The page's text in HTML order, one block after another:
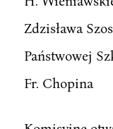
Zdzisława
Państwowej
Fr. Chopina